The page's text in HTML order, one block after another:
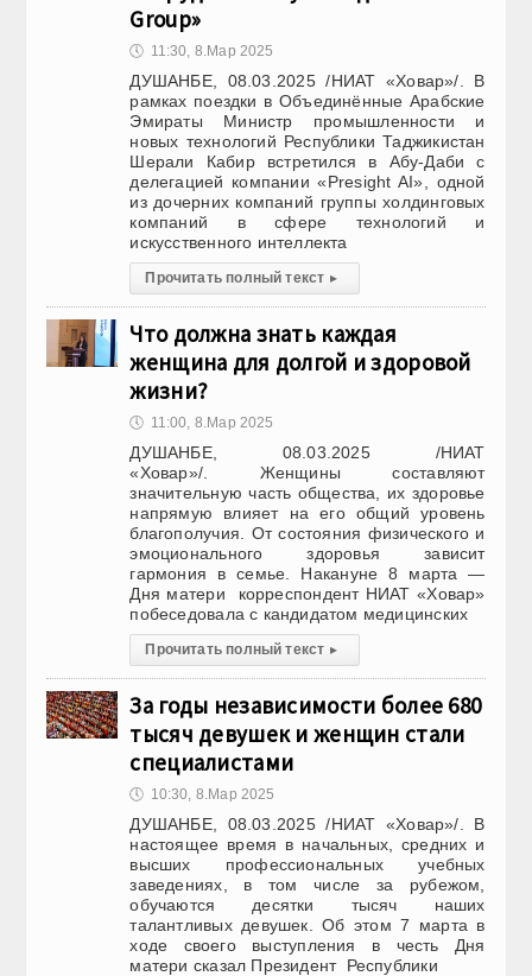
Group»
🕔 11:30, 8.Мар 2025
ДУШАНБЕ, 08.03.2025 /НИАТ «Ховар»/. В
рамках поездки в Объединённые Арабские
Эмираты Министр промышленности и
новых технологий Республики Таджикистан
Шерали Кабир встретился в Абу-Даби с
делегацией компании «Presight AI», одной
из дочерних компаний группы холдинговых
компаний в сфере технологий и
искусственного интеллекта
Прочитать полный текст ▸
Что должна знать каждая
женщина для долгой и здоровой
жизни?
🕔 11:00, 8.Мар 2025
ДУШАНБЕ, 08.03.2025 /НИАТ
«Ховар»/. Женщины составляют
значительную часть общества, их здоровье
напрямую влияет на его общий уровень
благополучия. От состояния физического и
эмоционального здоровья зависит
гармония в семье. Накануне 8 марта —
Дня матери корреспондент НИАТ «Ховар»
побеседовала с кандидатом медицинских
Прочитать полный текст ▸
За годы независимости более 680
тысяч девушек и женщин стали
специалистами
🕔 10:30, 8.Мар 2025
ДУШАНБЕ, 08.03.2025 /НИАТ «Ховар»/. В
настоящее время в начальных, средних и
высших профессиональных учебных
заведениях, в том числе за рубежом,
обучаются десятки тысяч наших
талантливых девушек. Об этом 7 марта в
ходе своего выступления в честь Дня
матери сказал Президент Республики